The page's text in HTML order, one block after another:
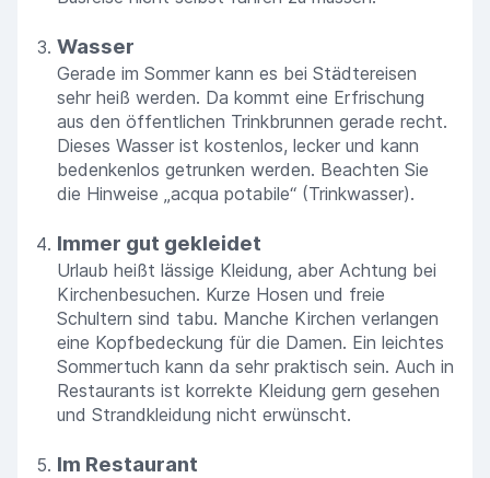
Wasser
Gerade im Sommer kann es bei Städtereisen
sehr heiß werden. Da kommt eine Erfrischung
aus den öffentlichen Trinkbrunnen gerade recht.
Dieses Wasser ist kostenlos, lecker und kann
bedenkenlos getrunken werden. Beachten Sie
die Hinweise „acqua potabile“ (Trinkwasser).
Immer gut gekleidet
Urlaub heißt lässige Kleidung, aber Achtung bei
Kirchenbesuchen. Kurze Hosen und freie
Schultern sind tabu. Manche Kirchen verlangen
eine Kopfbedeckung für die Damen. Ein leichtes
Sommertuch kann da sehr praktisch sein. Auch in
Restaurants ist korrekte Kleidung gern gesehen
und Strandkleidung nicht erwünscht.
Im Restaurant